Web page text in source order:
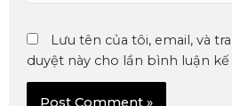
Lưu tên của tôi, email, và
duyệt này cho lần bình luận kế